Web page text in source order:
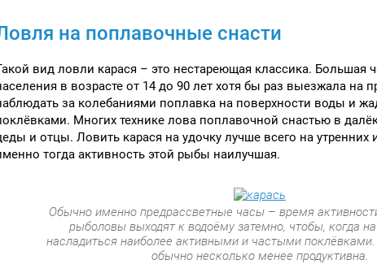
на поплавочные снасти
вид ловли карася – это нестареющая классика. Большая
в возрасте от 14 до 90 лет хотя бы раз выезжала на
за колебаниями поплавка на поверхности воды и
Многих технике лова поплавочной снастью в
и отцы. Ловить карася на удочку лучше всего на утренних
тогда активность этой рыбы наилучшая.
Обычно именно предрассветные часы – время
рыболовы выходят к водоёму затемно, чтобы, когда
насладиться наиболее активными и частыми
обычно несколько менее продуктивна.